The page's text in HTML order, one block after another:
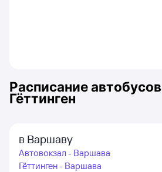
Расписание автобусов
Гёттинген
в Варшаву
Автовокзал - Варшава
Гёттинген - Варшава